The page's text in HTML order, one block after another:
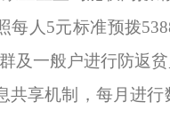
每人5元标准预拨
及一般户进行防返
共享机制，每月进